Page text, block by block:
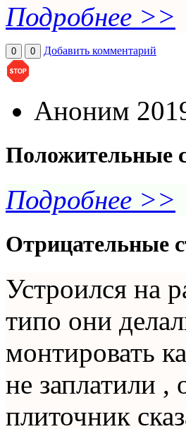
Подробнее >>
0 0 Добавить комментарий
Аноним
Положительные
Подробнее >>
Отрицательные
Устроился на
типо они
монтировать
не заплатили
плиточник